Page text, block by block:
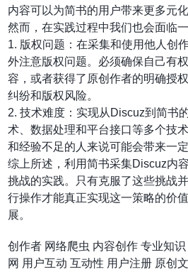
内容可以为简书的用户带来更多元
然而，在实践过程中我们也会面临一
1. 版权问题：在采集和使用他人创
外注意版权问题。必须确保自己有
容，或者获得了原创作者的明确授
纠纷和版权风险。
2. 技术难度：实现从Discuz到简书
术、数据处理和平台接口等多个技
和经验不足的人来说可能会带来一
综上所述，利用简书采集Discuz内
挑战的实践。只有克服了这些挑战
行操作才能真正实现这一策略的价
展。
创作者 网络爬虫 内容创作 专业知识
网 用户互动 互动性 用户注册 原创